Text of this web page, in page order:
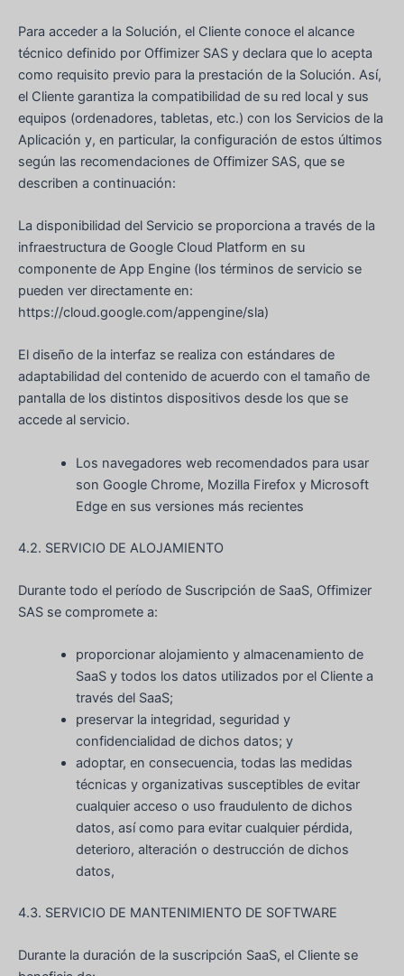
Para acceder a la Solución, el Cliente conoce el alcance
técnico definido por Offimizer SAS y declara que lo acepta
como requisito previo para la prestación de la Solución. Así,
el Cliente garantiza la compatibilidad de su red local y sus
equipos (ordenadores, tabletas, etc.) con los Servicios de la
Aplicación y, en particular, la configuración de estos últimos
según las recomendaciones de Offimizer SAS, que se
describen a continuación:
La disponibilidad del Servicio se proporciona a través de la
infraestructura de Google Cloud Platform en su
componente de App Engine (los términos de servicio se
pueden ver directamente en:
https://cloud.google.com/appengine/sla)
El diseño de la interfaz se realiza con estándares de
adaptabilidad del contenido de acuerdo con el tamaño de
pantalla de los distintos dispositivos desde los que se
accede al servicio.
Los navegadores web recomendados para usar
son Google Chrome, Mozilla Firefox y Microsoft
Edge en sus versiones más recientes
4.2. SERVICIO DE ALOJAMIENTO
Durante todo el período de Suscripción de SaaS, Offimizer
SAS se compromete a:
proporcionar alojamiento y almacenamiento de
SaaS y todos los datos utilizados por el Cliente a
través del SaaS;
preservar la integridad, seguridad y
confidencialidad de dichos datos; y
adoptar, en consecuencia, todas las medidas
técnicas y organizativas susceptibles de evitar
cualquier acceso o uso fraudulento de dichos
datos, así como para evitar cualquier pérdida,
deterioro, alteración o destrucción de dichos
datos,
4.3. SERVICIO DE MANTENIMIENTO DE SOFTWARE
Durante la duración de la suscripción SaaS, el Cliente se